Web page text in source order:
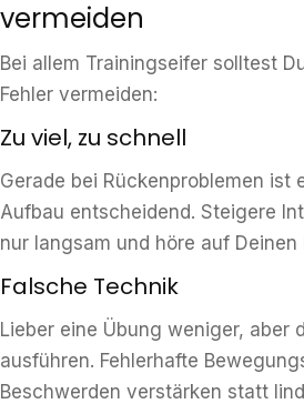
vermeiden
Bei allem Trainingseifer solltest
Fehler vermeiden:
Zu viel, zu schnell
Gerade bei Rückenproblemen ist
Aufbau entscheidend. Steigere
nur langsam und höre auf Deinen
Falsche Technik
Lieber eine Übung weniger, aber
ausführen. Fehlerhafte
Beschwerden verstärken statt